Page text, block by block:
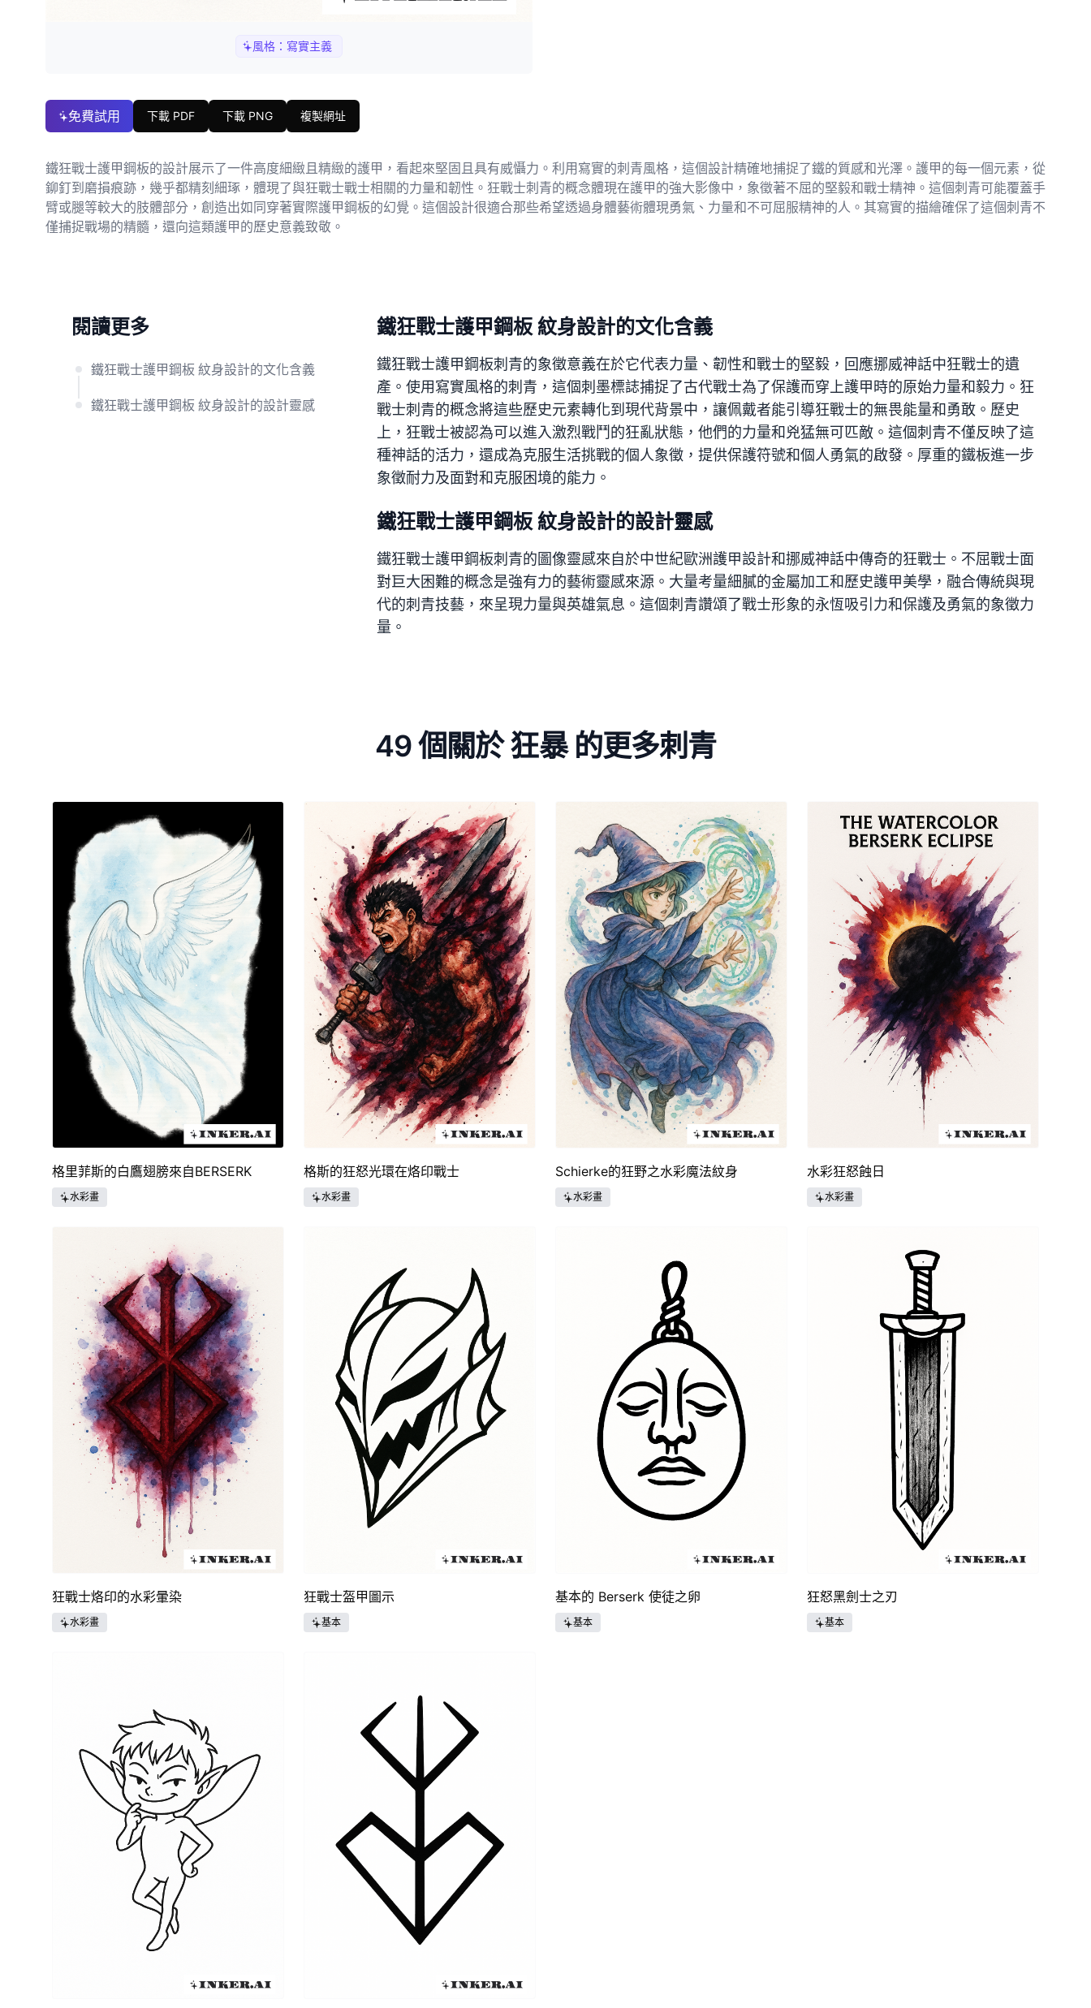
風格： 寫實主義
免費試用 下載 PDF 下載 PNG 複製網址
鐵狂戰士護甲鋼板的設計展示了一件高度細緻且精緻的護甲，看起來堅固且具有威懾力。利用寫實的刺青風格，這個設計精確地捕捉了鐵的質感和光澤。護甲的每一個元素，從
鉚釘到磨損痕跡，幾乎都精刻細琢，體現了與狂戰士戰士相關的力量和韌性。狂戰士刺青的概念體現在護甲的強大影像中，象徵著不屈的堅毅和戰士精神。這個刺青可能覆蓋手
臂或腿等較大的肢體部分，創造出如同穿著實際護甲鋼板的幻覺。這個設計很適合那些希望透過身體藝術體現勇氣、力量和不可屈服精神的人。其寫實的描繪確保了這個刺青不
僅捕捉戰場的精髓，還向這類護甲的歷史意義致敬。
閱讀更多
鐵狂戰士護甲鋼板 紋身設計的文化含義
鐵狂戰士護甲鋼板 紋身設計的設計靈感
鐵狂戰士護甲鋼板 紋身設計的文化含義
鐵狂戰士護甲鋼板刺青的象徵意義在於它代表力量、韌性和戰士的堅毅，回應挪威神話中狂戰士的遺
產。使用寫實風格的刺青，這個刺墨標誌捕捉了古代戰士為了保護而穿上護甲時的原始力量和毅力。狂
戰士刺青的概念將這些歷史元素轉化到現代背景中，讓佩戴者能引導狂戰士的無畏能量和勇敢。歷史
上，狂戰士被認為可以進入激烈戰鬥的狂亂狀態，他們的力量和兇猛無可匹敵。這個刺青不僅反映了這
種神話的活力，還成為克服生活挑戰的個人象徵，提供保護符號和個人勇氣的啟發。厚重的鐵板進一步
象徵耐力及面對和克服困境的能力。
鐵狂戰士護甲鋼板 紋身設計的設計靈感
鐵狂戰士護甲鋼板刺青的圖像靈感來自於中世紀歐洲護甲設計和挪威神話中傳奇的狂戰士。不屈戰士面
對巨大困難的概念是強有力的藝術靈感來源。大量考量細膩的金屬加工和歷史護甲美學，融合傳統與現
代的刺青技藝，來呈現力量與英雄氣息。這個刺青讚頌了戰士形象的永恆吸引力和保護及勇氣的象徵力
量。
49 個關於 狂暴 的更多刺青
格里菲斯的白鷹翅膀來自BERSERK
水彩畫
格斯的狂怒光環在烙印戰士
水彩畫
Schierke的狂野之水彩魔法紋身
水彩畫
水彩狂怒蝕日
水彩畫
狂戰士烙印的水彩暈染
水彩畫
狂戰士盔甲圖示
基本
基本的 Berserk 使徒之卵
基本
狂怒黑劍士之刃
基本